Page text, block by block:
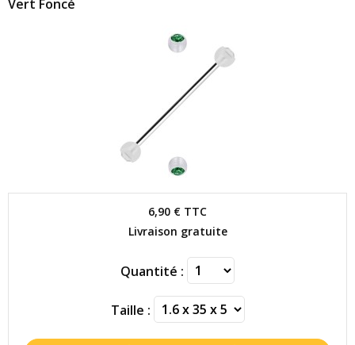
Vert Foncé
6,90 € TTC
Livraison gratuite
Quantité :
Taille :